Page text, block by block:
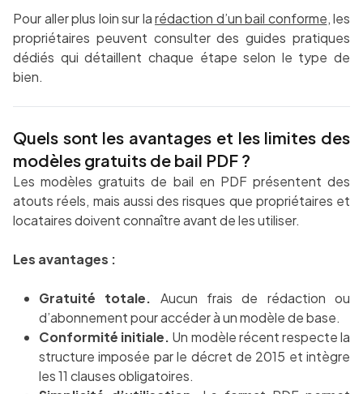
Pour aller plus loin sur larédaction d’un bail conforme, les
propriétaires peuvent consulter des guides pratiques
dédiés qui détaillent chaque étape selon le type de
bien.
Quels sont les avantages et les limites des
modèles gratuits de bail PDF ?
Les modèles gratuits de bail en PDF présentent des
atouts réels, mais aussi des risques que propriétaires et
locataires doivent connaître avant de les utiliser.
Les avantages :
Gratuité totale. Aucun frais de rédaction ou
d’abonnement pour accéder à un modèle de base.
Conformité initiale. Un modèle récent respecte la
structure imposée par le décret de 2015 et intègre
les 11 clauses obligatoires.